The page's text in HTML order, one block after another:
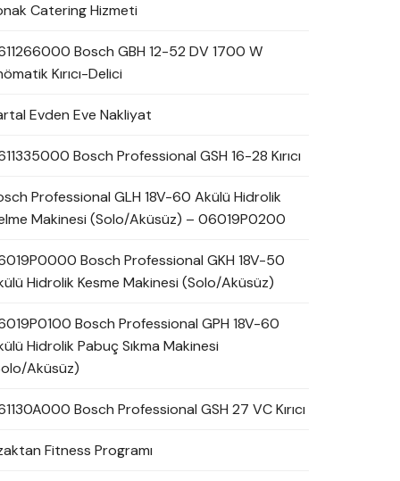
Catering Hizmeti
Bosch GBH 12-52 DV 1700 W
Kırıcı-Delici
Evden Eve Nakliyat
Bosch Professional GSH 16-28 Kırıcı
Professional GLH 18V-60 Akülü Hidrolik
Makinesi (Solo/Aküsüz) – 06019P0200
Bosch Professional GKH 18V-50
Hidrolik Kesme Makinesi (Solo/Aküsüz)
Bosch Professional GPH 18V-60
Hidrolik Pabuç Sıkma Makinesi
Aküsüz)
Bosch Professional GSH 27 VC Kırıcı
Fitness Programı